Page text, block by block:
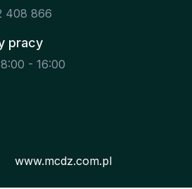
408 866
pracy
- 16:00
www.mcdz.com.pl